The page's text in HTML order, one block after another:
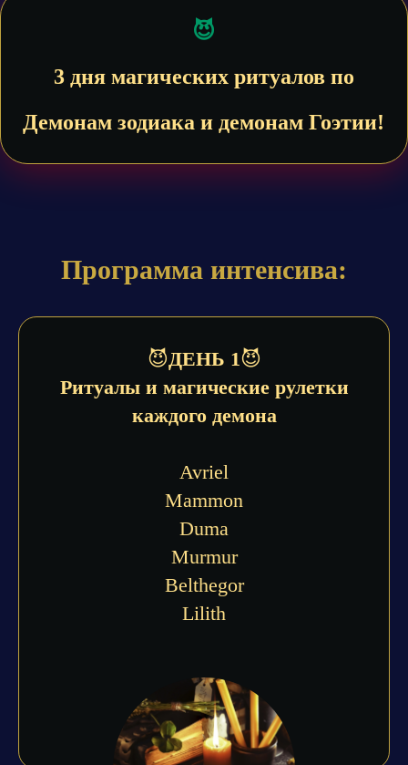
😈
3 дня магических ритуалов по
Демонам зодиака и демонам Гоэтии!
Программа интенсива:
😈ДЕНЬ 1😈
Ритуалы и магические рулетки
каждого демона
Avriel
Mammon
Duma
Murmur
Belthegor
Lilith